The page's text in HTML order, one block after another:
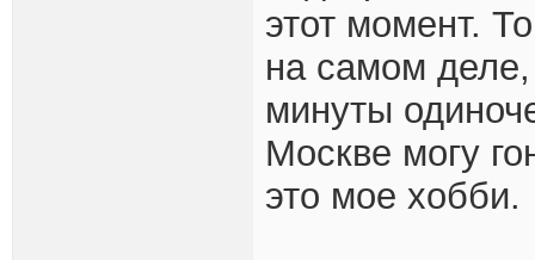
этот момент.
на самом
минуты
Москве могу
это мое хобби.